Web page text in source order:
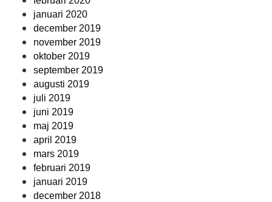
januari 2020
december 2019
november 2019
oktober 2019
september 2019
augusti 2019
juli 2019
juni 2019
maj 2019
april 2019
mars 2019
februari 2019
januari 2019
december 2018